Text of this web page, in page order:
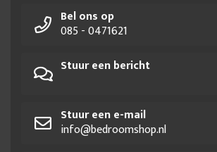
Bel ons op
085 - 0471621
Stuur een bericht
Stuur een e-mail
info@bedroomshop.nl